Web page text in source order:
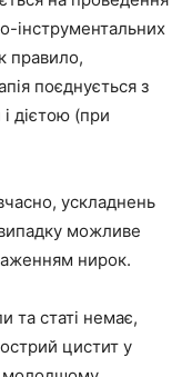
інструментальних
правило,
поєднується з
дієтою (при
ускладнень
можливе
нирок.
та статі немає,
цистит у